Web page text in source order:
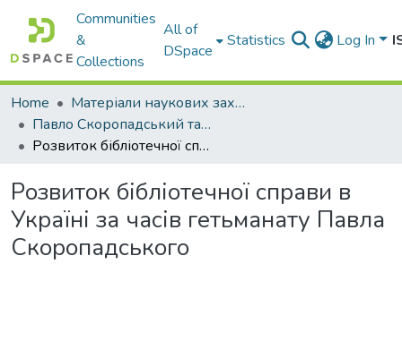
Communities
&
Collections
All of
DSpace
Statistics Log In
Home
Матеріали наукових заходів
Павло Скоропадський та його державотворча діяльність
Розвиток бібліотечної справи в Україні за часів гетьманату Павла Скоропадського
Розвиток бібліотечної справи в
Україні за часів гетьманату Павла
Скоропадського